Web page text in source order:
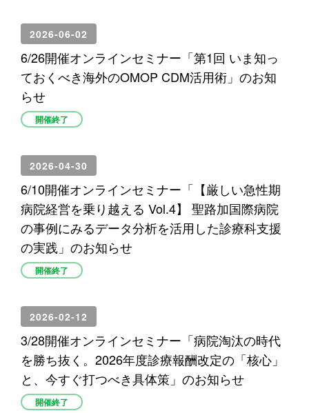
2026-06-02
6/26開催オンラインセミナー「第1回 いま知っ
ておくべき海外のOMOP CDM活用術」のお知
らせ
開催終了
2026-04-30
6/10開催オンラインセミナー「【厳しい急性期
病院経営を乗り越える Vol.4】 聖路加国際病院
の事例にみるデータ分析を活用した診療科支援
の実践」のお知らせ
開催終了
2026-02-12
3/28開催オンラインセミナー「病院淘汰の時代
を勝ち抜く。2026年度診療報酬改定の「核心」
と、今すぐ打つべき具体策」のお知らせ
開催終了